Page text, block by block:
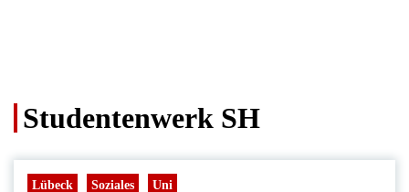
Studentenwerk SH
Lübeck Soziales Uni